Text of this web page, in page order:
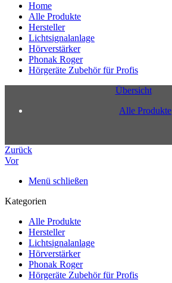
Home
Alle Produkte
Hersteller
Lichtsignalanlage
Hörverstärker
Phonak Roger
Hörgeräte Zubehör für Profis
Übersicht
Alle Produkte
Zurück
Vor
Menü schließen
Kategorien
Alle Produkte
Hersteller
Lichtsignalanlage
Hörverstärker
Phonak Roger
Hörgeräte Zubehör für Profis